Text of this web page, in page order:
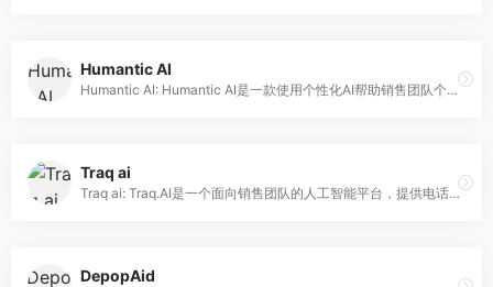
Humantic AI
Humantic AI: Humantic AI是一款使用个性化AI帮助销售团队个性化互动和更好地了解买家的平台。
Traq ai
Traq ai: Traq.AI是一个面向销售团队的人工智能平台，提供电话录音、见解和销售渠道可见性。
DepopAid